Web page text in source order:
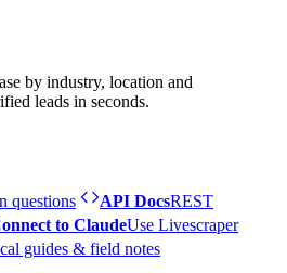
by industry, location and
leads in seconds.
questions API DocsREST
to ClaudeUse Livescraper
guides & field notes